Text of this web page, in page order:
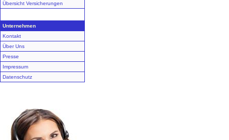
Übersicht Versicherungen
Unternehmen
Kontakt
Über Uns
Presse
Impressum
Datenschutz